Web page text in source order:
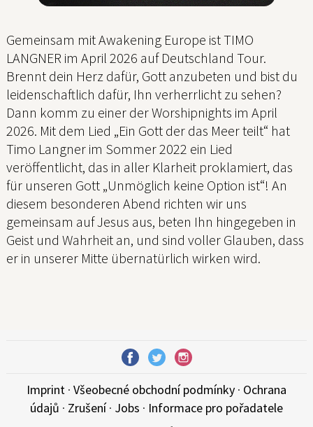
Gemeinsam mit Awakening Europe ist TIMO
LANGNER im April 2026 auf Deutschland Tour.
Brennt dein Herz dafür, Gott anzubeten und bist du
leidenschaftlich dafür, Ihn verherrlicht zu sehen?
Dann komm zu einer der Worshipnights im April
2026. Mit dem Lied „Ein Gott der das Meer teilt“ hat
Timo Langner im Sommer 2022 ein Lied
veröffentlicht, das in aller Klarheit proklamiert, das
für unseren Gott „Unmöglich keine Option ist“! An
diesem besonderen Abend richten wir uns
gemeinsam auf Jesus aus, beten Ihn hingegeben in
Geist und Wahrheit an, und sind voller Glauben, dass
er in unserer Mitte übernatürlich wirken wird.
Imprint · Všeobecné obchodní podmínky · Ochrana
údajů · Zrušení· Jobs · Informace pro pořadatele